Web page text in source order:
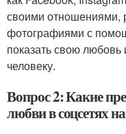
своими отношениями,
фотографиями с
показать свою любовь
человеку.
Вопрос 2: Какие
любви в соцсетях